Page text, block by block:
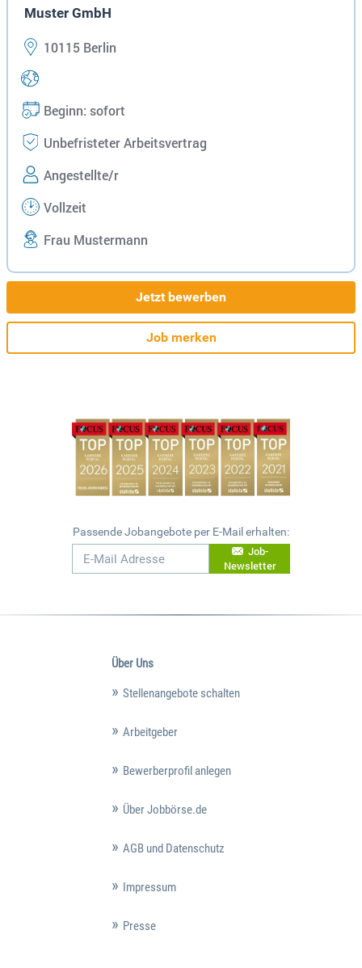
Muster GmbH
10115 Berlin
Beginn: sofort
Unbefristeter Arbeitsvertrag
Angestellte/r
Vollzeit
Frau Mustermann
Jetzt bewerben
Job merken
Passende Jobangebote per E-Mail erhalten:
Job-
Newsletter
Über Uns
Stellenangebote schalten
Arbeitgeber
Bewerberprofil anlegen
Über Jobbörse.de
AGB und Datenschutz
Impressum
Presse